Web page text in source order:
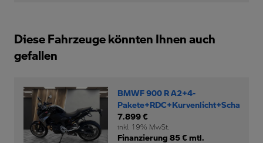
Diese Fahrzeuge könnten Ihnen auch
gefallen
BMWF 900 R A2+4-
7.899 €
inkl. 19% MwSt.
Finanzierung 85 € mtl.